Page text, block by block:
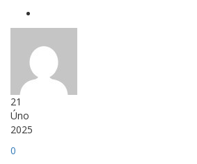
21
Úno
2025
0